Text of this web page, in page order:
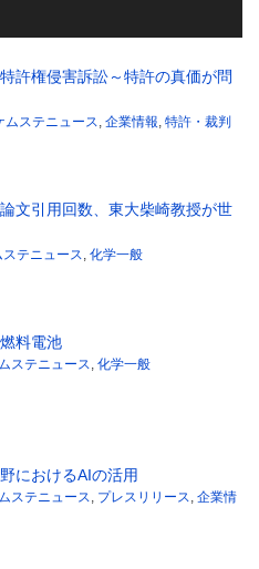
許権侵害訴訟～特許の真価が問
ムステニュース, 企業情報, 特許・裁判
文引用回数、東大柴崎教授が世
ステニュース, 化学一般
料電池
ステニュース, 化学一般
におけるAIの活用
ステニュース, プレスリリース, 企業情